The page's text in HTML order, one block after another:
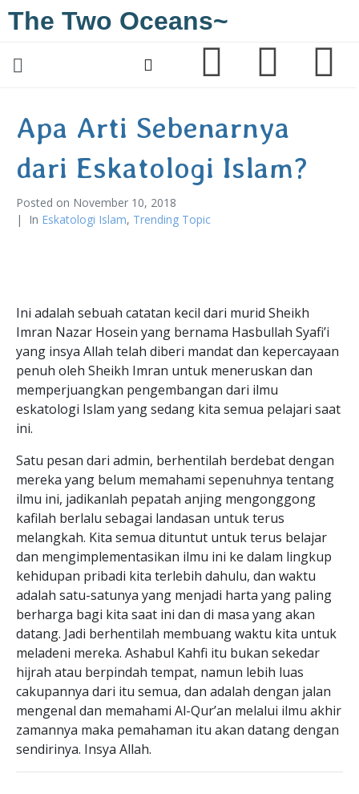
The Two Oceans~
Apa Arti Sebenarnya
dari Eskatologi Islam?
Posted on November 10, 2018
In Eskatologi Islam, Trending Topic
Ini adalah sebuah catatan kecil dari murid Sheikh
Imran Nazar Hosein yang bernama Hasbullah Syafi’i
yang insya Allah telah diberi mandat dan kepercayaan
penuh oleh Sheikh Imran untuk meneruskan dan
memperjuangkan pengembangan dari ilmu
eskatologi Islam yang sedang kita semua pelajari saat
ini.
Satu pesan dari admin, berhentilah berdebat dengan
mereka yang belum memahami sepenuhnya tentang
ilmu ini, jadikanlah pepatah anjing mengonggong
kafilah berlalu sebagai landasan untuk terus
melangkah. Kita semua dituntut untuk terus belajar
dan mengimplementasikan ilmu ini ke dalam lingkup
kehidupan pribadi kita terlebih dahulu, dan waktu
adalah satu-satunya yang menjadi harta yang paling
berharga bagi kita saat ini dan di masa yang akan
datang. Jadi berhentilah membuang waktu kita untuk
meladeni mereka. Ashabul Kahfi itu bukan sekedar
hijrah atau berpindah tempat, namun lebih luas
cakupannya dari itu semua, dan adalah dengan jalan
mengenal dan memahami Al-Qur’an melalui ilmu akhir
zamannya maka pemahaman itu akan datang dengan
sendirinya. Insya Allah.